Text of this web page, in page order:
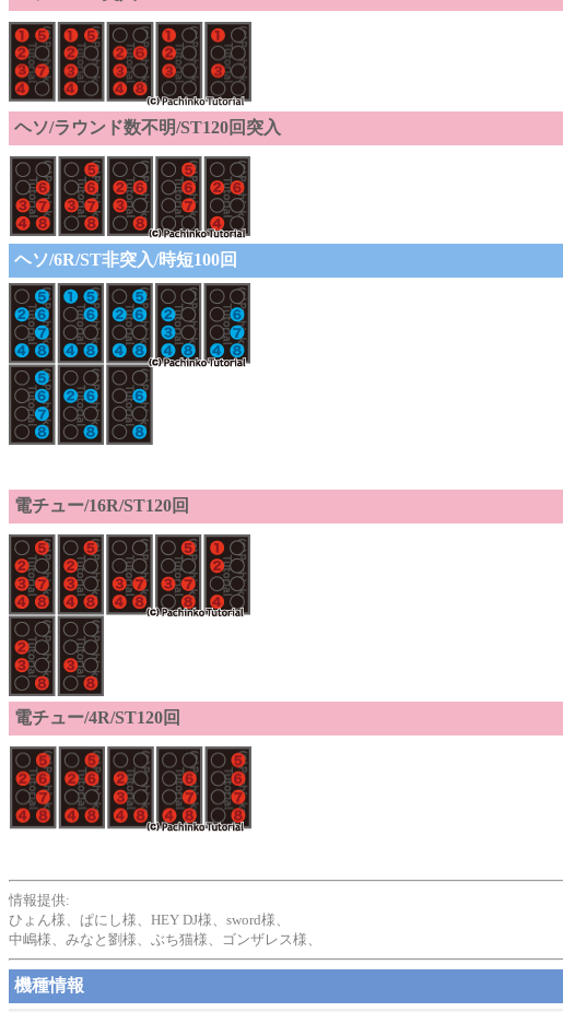
ヘソ/ラウンド数不明/ST120回突入
ヘソ/6R/ST非突入/時短100回
電チュー/16R/ST120回
電チュー/4R/ST120回
情報提供:
ひょん様、ぱにし様、HEY DJ様、sword様、
中嶋様、みなと劉様、ぶち猫様、ゴンザレス様、
機種情報